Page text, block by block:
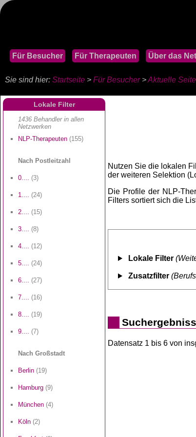
Für Besucher Für Therapeuten Über das
Sie sind hier: Startseite > Für Besucher>Aktuelle Seite
Lokale Filter
1436 Behandler in allen
Netzwerken
NLP-Therapeuten (155)
Nach Postleitzahl
0.... (3)
1.... (24)
2.... (15)
3.... (8)
4.... (12)
5.... (24)
6.... (27)
7.... (16)
8.... (19)
9.... (7)
Nach Großstadt
Berlin (19)
Hamburg (9)
München (4)
Köln (2)
Nutzen Sie die lokalen
der weiteren Selektion
Die Profile der NLP-
Filters sortiert sich die
Lokale Filter
Zusatzfilter
Datensatz 1 bis 6 von